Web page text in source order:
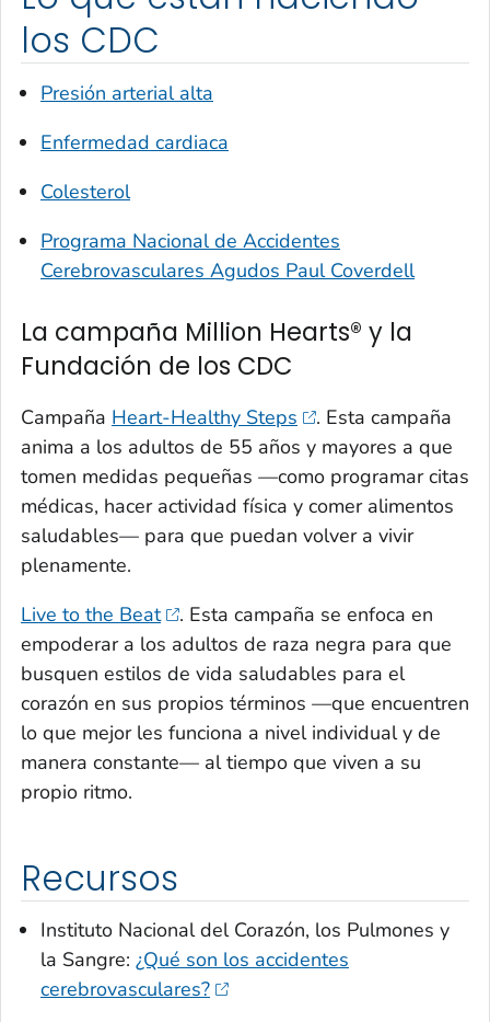
los CDC
Presión arterial alta
Enfermedad cardiaca
Colesterol
Programa Nacional de Accidentes
Cerebrovasculares Agudos Paul Coverdell
La campaña Million Hearts® y la
Fundación de los CDC
Campaña Heart-Healthy Steps
. Esta campaña
anima a los adultos de 55 años y mayores a que
tomen medidas pequeñas —como programar citas
médicas, hacer actividad física y comer alimentos
saludables— para que puedan volver a vivir
plenamente.
Live to the Beat
. Esta campaña se enfoca en
empoderar a los adultos de raza negra para que
busquen estilos de vida saludables para el
corazón en sus propios términos —que encuentren
lo que mejor les funciona a nivel individual y de
manera constante— al tiempo que viven a su
propio ritmo.
Recursos
Instituto Nacional del Corazón, los Pulmones y
la Sangre: ¿Qué son los accidentes
cerebrovasculares?